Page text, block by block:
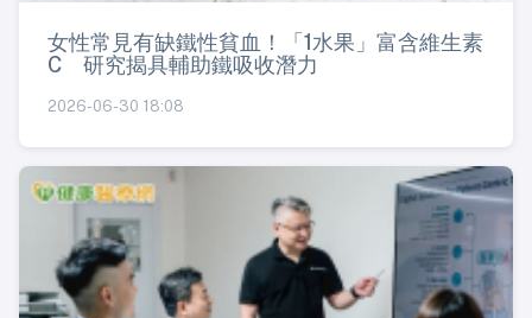
女性常見有缺鐵性貧血！「1水果」富含維生素
C 研究揭具輔助鐵吸收潛力
2026-06-30 18:08